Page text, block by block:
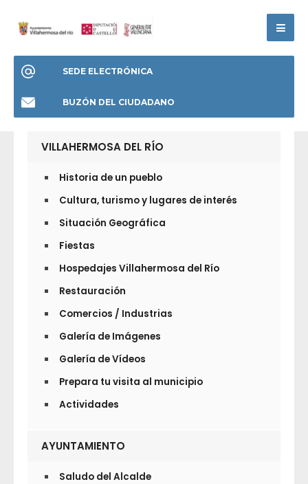
SEDE ELECTRÓNICA
BUZÓN DEL CIUDADANO
VILLAHERMOSA DEL RÍO
Historia de un pueblo
Cultura, turismo y lugares de interés
Situación Geográfica
Fiestas
Hospedajes Villahermosa del Río
Restauración
Comercios / Industrias
Galería de Imágenes
Galería de Vídeos
Prepara tu visita al municipio
Actividades
AYUNTAMIENTO
Saludo del Alcalde